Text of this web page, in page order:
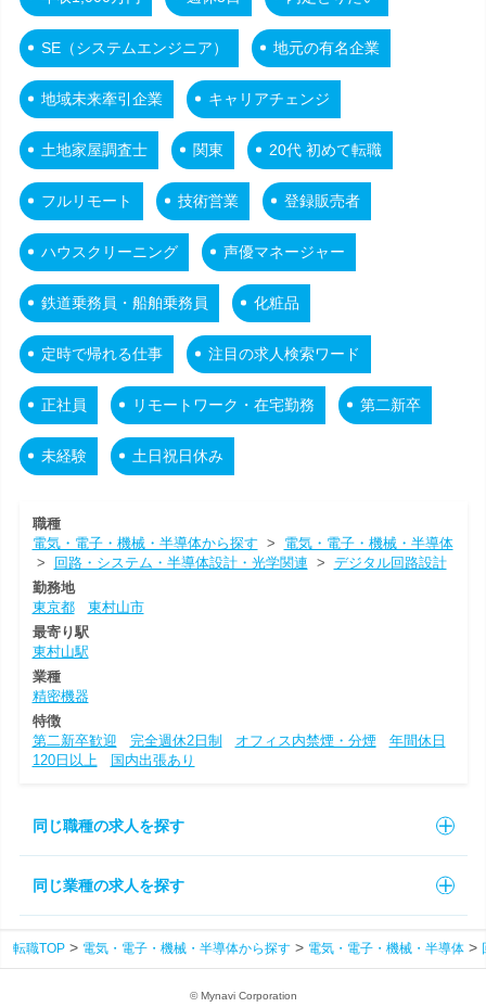
SE（システムエンジニア） 地元の有名企業
地域未来牽引企業 キャリアチェンジ
土地家屋調査士 関東 20代 初めて転職
フルリモート 技術営業 登録販売者
ハウスクリーニング 声優マネージャー
鉄道乗務員・船舶乗務員 化粧品
定時で帰れる仕事 注目の求人検索ワード
正社員 リモートワーク・在宅勤務 第二新卒
未経験 土日祝日休み
職種
電気・電子・機械・半導体から探す > 電気・電子・機械・半導体
> 回路・システム・半導体設計・光学関連 > デジタル回路設計
勤務地
東京都
東村山市
最寄り駅
東村山駅
業種
精密機器
特徴
第二新卒歓迎
完全週休2日制 オフィス内禁煙・分煙
年間休日
120日以上
国内出張あり
同じ職種の求人を探す
同じ業種の求人を探す
転職TOP 電気・電子・機械・半導体から探す 電気・電子・機械・半導体
© Mynavi Corporation